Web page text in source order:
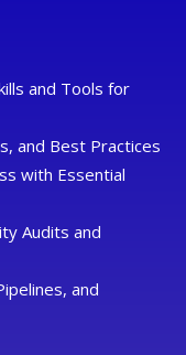
and Tools for
and Best Practices
with Essential
Audits and
and